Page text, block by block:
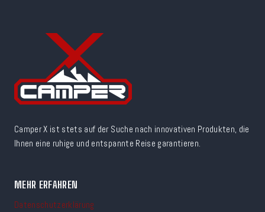
Camper X ist stets auf der Suche nach innovativen Produkten, die
Ihnen eine ruhige und entspannte Reise garantieren.
MEHR ERFAHREN
Datenschutzerklärung